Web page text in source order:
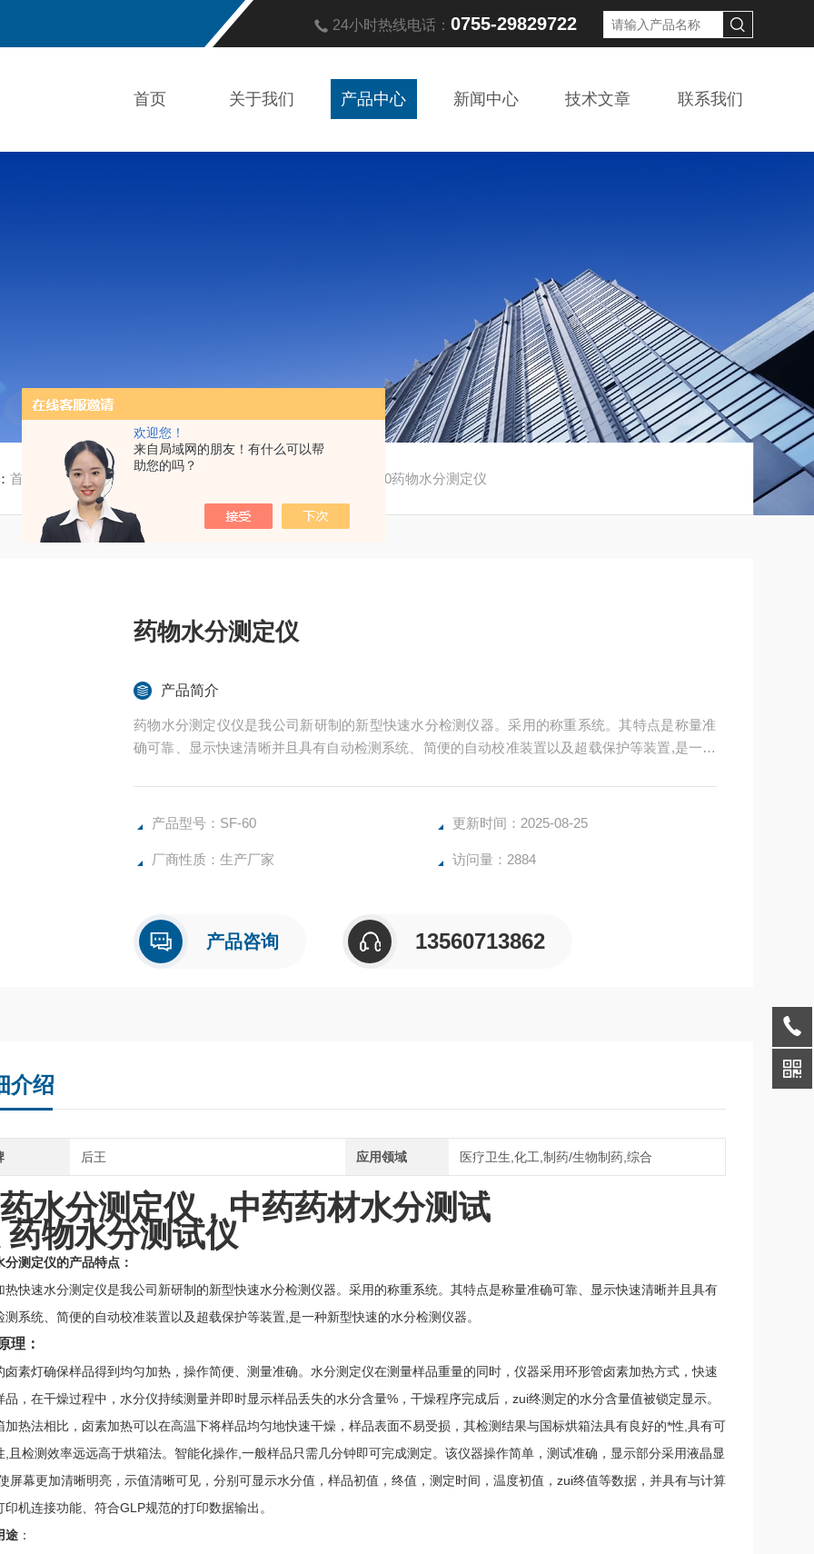
欢迎您！
来自局域网的朋友！有什么可以帮
助您的吗？
24小时热线电话： 0755-29829722
首页 关于我们 产品中心 新闻中心 技术文章 联系我们
首页 产品中心/ / SF-60药物水分测定仪
药物水分测定仪
产品简介
药物水分测定仪仪是我公司新研制的新型快速水分检测仪器。采用的称重系统。其特点是称量准
确可靠、显示快速清晰并且具有自动检测系统、简便的自动校准装置以及超载保护等装置,是一种
产品型号：SF-60 更新时间：2025-08-25
厂商性质：生产厂家 访问量：2884
产品咨询 13560713862
介绍
后王 应用领域 医疗卫生,化工,制药/生物制药,综合
水分测定仪，中药药材水分测试
药物水分测试仪
分测定仪的产品特点：
热快速水分测定仪是我公司新研制的新型快速水分检测仪器。采用的称重系统。其特点是称量准确可靠、显示快速清晰并且具有
测系统、简便的自动校准装置以及超载保护等装置,是一种新型快速的水分检测仪器。
理：
卤素灯确保样品得到均匀加热，操作简便、测量准确。水分测定仪在测量样品重量的同时，仪器采用环形管卤素加热方式，快速
品，在干燥过程中，水分仪持续测量并即时显示样品丢失的水分含量%，干燥程序完成后，zui终测定的水分含量值被锁定显示。
加热法相比，卤素加热可以在高温下将样品均匀地快速干燥，样品表面不易受损，其检测结果与国标烘箱法具有良好的*性,具有可
,且检测效率远远高于烘箱法。智能化操作,一般样品只需几分钟即可完成测定。该仪器操作简单，测试准确，显示部分采用液晶显
屏幕更加清晰明亮，示值清晰可见，分别可显示水分值，样品初值，终值，测定时间，温度初值，zui终值等数据，并具有与计算
印机连接功能、符合GLP规范的打印数据输出。
途：